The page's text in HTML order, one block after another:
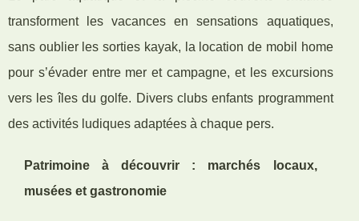
transforment les vacances en sensations aquatiques,
sans oublier les sorties kayak, la location de mobil home
pour s’évader entre mer et campagne, et les excursions
vers les îles du golfe. Divers clubs enfants programment
des activités ludiques adaptées à chaque pers.
Patrimoine à découvrir : marchés locaux,
musées et gastronomie